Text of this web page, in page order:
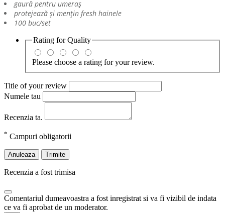
gaură pentru umeraș
protejează și mențin fresh hainele
100 buc/set
Rating forQuality
Please choose a rating for your review.
Title of your review
Numele tau
Recenzia ta.
* Campuri obligatorii
Anuleaza Trimite
Recenzia a fost trimisa
Comentariul dumeavoastra a fost inregistrat si va fi vizibil de indata
ce va fi aprobat de un moderator.